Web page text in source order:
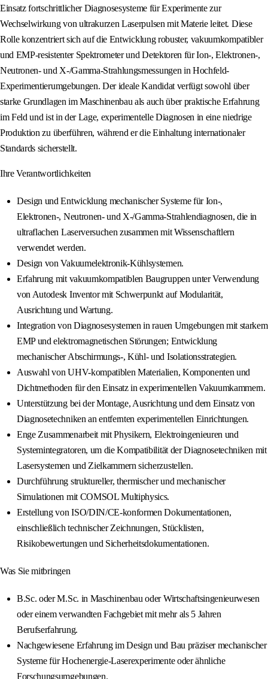
Einsatz fortschrittlicher Diagnosesysteme für Experimente zur
Wechselwirkung von ultrakurzen Laserpulsen mit Materie leitet. Diese
Rolle konzentriert sich auf die Entwicklung robuster, vakuumkompatibler
und EMP-resistenter Spektrometer und Detektoren für Ion-, Elektronen-,
Neutronen- und X-/Gamma-Strahlungsmessungen in Hochfeld-
Experimentierumgebungen. Der ideale Kandidat verfügt sowohl über
starke Grundlagen im Maschinenbau als auch über praktische Erfahrung
im Feld und ist in der Lage, experimentelle Diagnosen in eine niedrige
Produktion zu überführen, während er die Einhaltung internationaler
Standards sicherstellt.
Ihre Verantwortlichkeiten
Design und Entwicklung mechanischer Systeme für Ion-,
Elektronen-, Neutronen- und X-/Gamma-Strahlendiagnosen, die in
ultraflachen Laserversuchen zusammen mit Wissenschaftlern
verwendet werden.
Design von Vakuumelektronik-Kühlsystemen.
Erfahrung mit vakuumkompatiblen Baugruppen unter Verwendung
von Autodesk Inventor mit Schwerpunkt auf Modularität,
Ausrichtung und Wartung.
Integration von Diagnosesystemen in rauen Umgebungen mit starkem
EMP und elektromagnetischen Störungen; Entwicklung
mechanischer Abschirmungs-, Kühl- und Isolationsstrategien.
Auswahl von UHV-kompatiblen Materialien, Komponenten und
Dichtmethoden für den Einsatz in experimentellen Vakuumkammern.
Unterstützung bei der Montage, Ausrichtung und dem Einsatz von
Diagnosetechniken an entfernten experimentellen Einrichtungen.
Enge Zusammenarbeit mit Physikern, Elektroingenieuren und
Systemintegratoren, um die Kompatibilität der Diagnosetechniken mit
Lasersystemen und Zielkammern sicherzustellen.
Durchführung struktureller, thermischer und mechanischer
Simulationen mit COMSOL Multiphysics.
Erstellung von ISO/DIN/CE-konformen Dokumentationen,
einschließlich technischer Zeichnungen, Stücklisten,
Risikobewertungen und Sicherheitsdokumentationen.
Was Sie mitbringen
B.Sc. oder M.Sc. in Maschinenbau oder Wirtschaftsingenieurwesen
oder einem verwandten Fachgebiet mit mehr als 5 Jahren
Berufserfahrung.
Nachgewiesene Erfahrung im Design und Bau präziser mechanischer
Systeme für Hochenergie-Laserexperimente oder ähnliche
Forschungsumgebungen.